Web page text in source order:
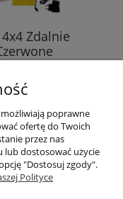
Zdalnie
poprawne
ofertę do Twoich
przez nas
lub dostosować użycie
"Dostosuj zgody".
Polityce